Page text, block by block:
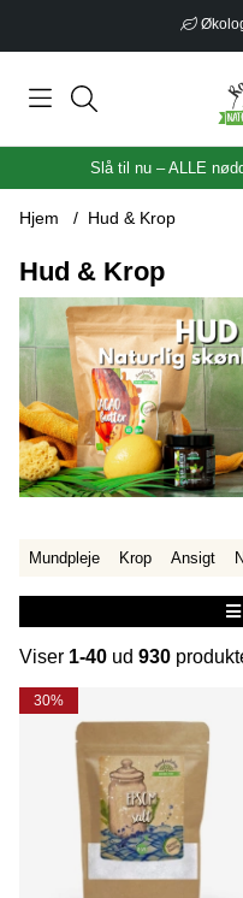
Fri
Slå til nu – ALLE
Hjem Hud & Krop
Hud & Krop
Mundpleje Krop Ansigt
Viser 1-40 ud 930
Produkter
30%